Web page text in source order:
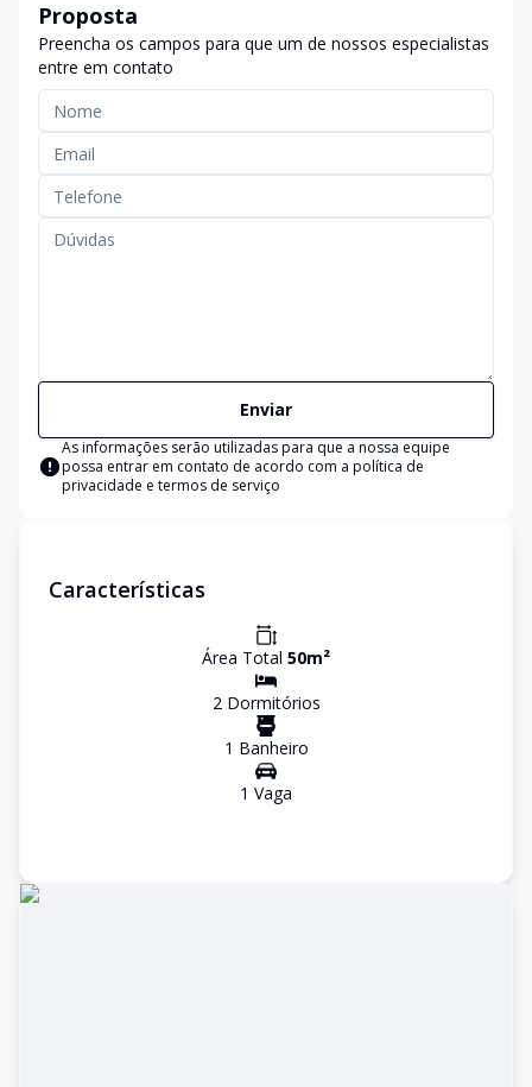
Proposta
Preencha os campos para que um de nossos especialistas
entre em contato
Enviar
As informações serão utilizadas para que a nossa equipe
possa entrar em contato de acordo com a política de
privacidade e termos de serviço
Características
Área Total 50m²
2Dormitórios
1 Banheiro
1 Vaga